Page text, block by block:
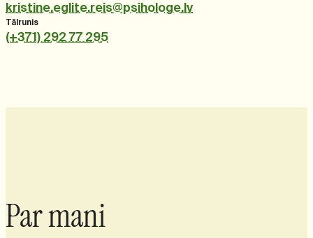
kristine.eglite.reis@psihologe.lv
Tālrunis
(+371) 292 77 295
Par mani